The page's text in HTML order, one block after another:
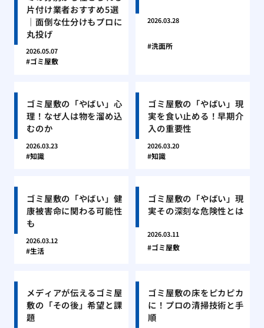
片付け業者おすすめ5選
｜面倒な仕分けもプロに
丸投げ
2026.05.07
ゴミ屋敷
2026.03.28
洗面所
ゴミ屋敷の「やばい」心
理！なぜ人は物を溜め込
むのか
2026.03.23
知識
ゴミ屋敷の「やばい」現
実を食い止める！早期介
入の重要性
2026.03.20
知識
ゴミ屋敷の「やばい」健
康被害命に関わる可能性
も
2026.03.12
生活
ゴミ屋敷の「やばい」現
実その深刻な危険性とは
2026.03.11
ゴミ屋敷
メディアが伝えるゴミ屋
敷の「その後」希望と課
題
ゴミ屋敷の床をピカピカ
に！プロの清掃技術と手
順